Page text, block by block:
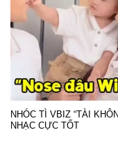
NHÓC TÌ VBIZ “TÀI
NHẠC CỰC TỐT